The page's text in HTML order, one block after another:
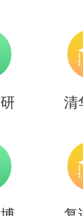
形式、
容进行
结构。
练习相
能力。
清